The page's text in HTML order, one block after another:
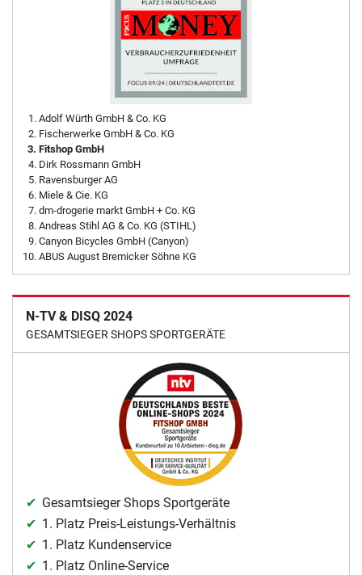
Adolf Würth GmbH & Co. KG
Fischerwerke GmbH & Co. KG
Fitshop GmbH
Dirk Rossmann GmbH
Ravensburger AG
Miele & Cie. KG
dm-drogerie markt GmbH + Co. KG
Andreas Stihl AG & Co. KG (STIHL)
Canyon Bicycles GmbH (Canyon)
ABUS August Bremicker Söhne KG
N-TV & DISQ 2024
GESAMTSIEGER SHOPS SPORTGERÄTE
Gesamtsieger Shops Sportgeräte
1. Platz Preis-Leistungs-Verhältnis
1. Platz Kundenservice
1. Platz Online-Service